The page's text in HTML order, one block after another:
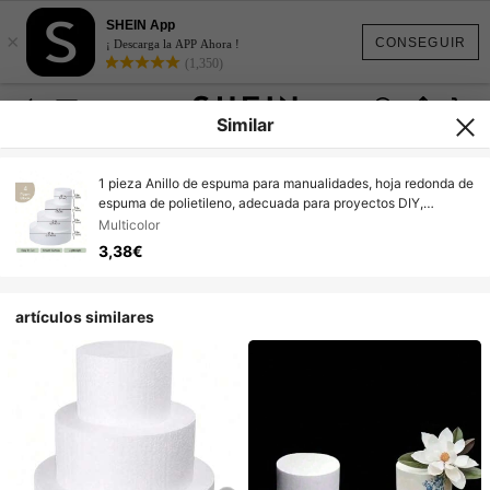
CONSEGUIR
×
SHEIN App
¡ Descarga la APP Ahora !
(1,350)
Similar
1 pieza Anillo de espuma para manualidades, hoja redonda de
espuma de polietileno, adecuada para proyectos DIY,
decoración de pasteles, modelo de escultura, arte floral y
manualidades
Multicolor
3,38€
artículos similares